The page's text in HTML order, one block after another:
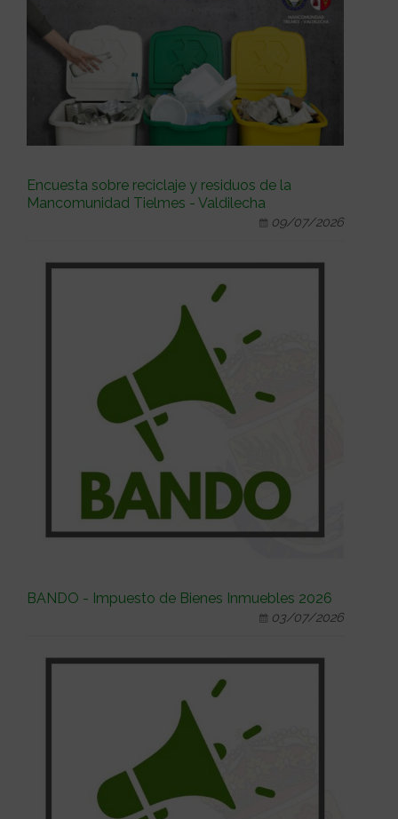
Encuesta sobre reciclaje y residuos de la
Mancomunidad Tielmes - Valdilecha
09/07/2026
BANDO - Impuesto de Bienes Inmuebles 2026
03/07/2026